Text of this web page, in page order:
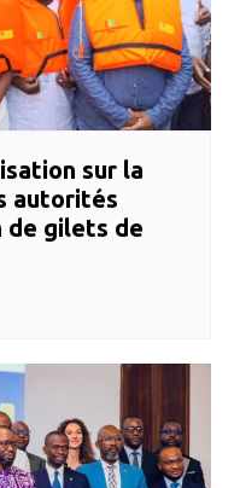
sur la
autorités
de gilets de